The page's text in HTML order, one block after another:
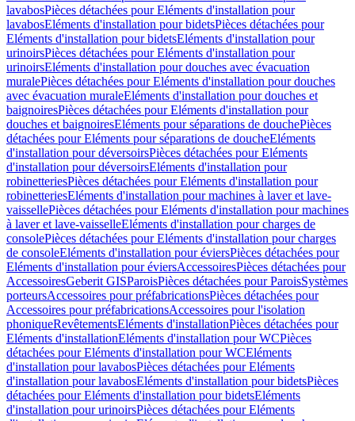
lavabosPièces détachées pour Eléments d'installation pour
lavabosEléments d'installation pour bidetsPièces détachées pour
Eléments d'installation pour bidetsEléments d'installation pour
urinoirsPièces détachées pour Eléments d'installation pour
urinoirsEléments d'installation pour douches avec évacuation
muralePièces détachées pour Eléments d'installation pour douches
avec évacuation muraleEléments d'installation pour douches et
baignoiresPièces détachées pour Eléments d'installation pour
douches et baignoiresEléments pour séparations de douchePièces
détachées pour Eléments pour séparations de doucheEléments
d'installation pour déversoirsPièces détachées pour Eléments
d'installation pour déversoirsEléments d'installation pour
robinetteriesPièces détachées pour Eléments d'installation pour
robinetteriesEléments d'installation pour machines à laver et lave-
vaissellePièces détachées pour Eléments d'installation pour machines
à laver et lave-vaisselleEléments d'installation pour charges de
consolePièces détachées pour Eléments d'installation pour charges
de consoleEléments d'installation pour éviersPièces détachées pour
Eléments d'installation pour éviersAccessoiresPièces détachées pour
AccessoiresGeberit GISParoisPièces détachées pour ParoisSystèmes
porteursAccessoires pour préfabricationsPièces détachées pour
Accessoires pour préfabricationsAccessoires pour l'isolation
phoniqueRevêtementsEléments d'installationPièces détachées pour
Eléments d'installationEléments d'installation pour WCPièces
détachées pour Eléments d'installation pour WCEléments
d'installation pour lavabosPièces détachées pour Eléments
d'installation pour lavabosEléments d'installation pour bidetsPièces
détachées pour Eléments d'installation pour bidetsEléments
d'installation pour urinoirsPièces détachées pour Eléments